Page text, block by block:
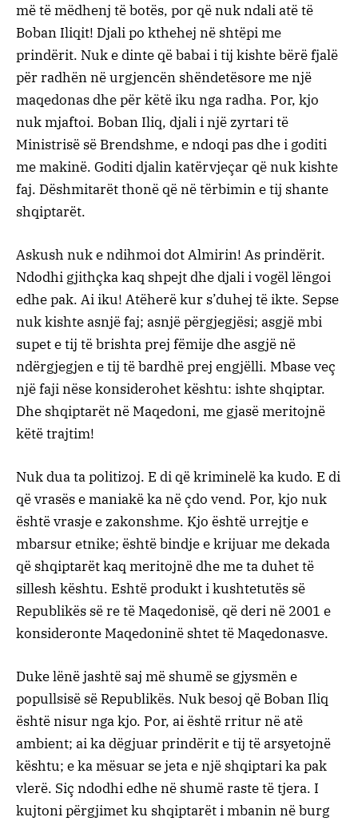
më të mëdhenj të botës, por që nuk ndali atë të
Boban Iliqit! Djali po kthehej në shtëpi me
prindërit. Nuk e dinte që babai i tij kishte bërë fjalë
për radhën në urgjencën shëndetësore me një
maqedonas dhe për këtë iku nga radha. Por, kjo
nuk mjaftoi. Boban Iliq, djali i një zyrtari të
Ministrisë së Brendshme, e ndoqi pas dhe i goditi
me makinë. Goditi djalin katërvjeçar që nuk kishte
faj. Dëshmitarët thonë që në tërbimin e tij shante
shqiptarët.
Askush nuk e ndihmoi dot Almirin! As prindërit.
Ndodhi gjithçka kaq shpejt dhe djali i vogël lëngoi
edhe pak. Ai iku! Atëherë kur s’duhej të ikte. Sepse
nuk kishte asnjë faj; asnjë përgjegjësi; asgjë mbi
supet e tij të brishta prej fëmije dhe asgjë në
ndërgjegjen e tij të bardhë prej engjëlli. Mbase veç
një faji nëse konsiderohet kështu: ishte shqiptar.
Dhe shqiptarët në Maqedoni, me gjasë meritojnë
këtë trajtim!
Nuk dua ta politizoj. E di që kriminelë ka kudo. E di
që vrasës e maniakë ka në çdo vend. Por, kjo nuk
është vrasje e zakonshme. Kjo është urrejtje e
mbarsur etnike; është bindje e krijuar me dekada
që shqiptarët kaq meritojnë dhe me ta duhet të
sillesh kështu. Eshtë produkt i kushtetutës së
Republikës së re të Maqedonisë, që deri në 2001 e
konsideronte Maqedoninë shtet të Maqedonasve.
Duke lënë jashtë saj më shumë se gjysmën e
popullsisë së Republikës. Nuk besoj që Boban Iliq
është nisur nga kjo. Por, ai është rritur në atë
ambient; ai ka dëgjuar prindërit e tij të arsyetojnë
kështu; e ka mësuar se jeta e një shqiptari ka pak
vlerë. Siç ndodhi edhe në shumë raste të tjera. I
kujtoni përgjimet ku shqiptarët i mbanin në burg